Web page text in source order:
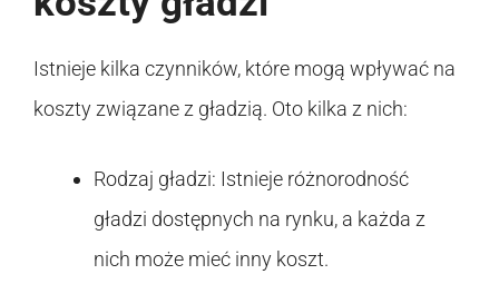
Istnieje kilka czynników, które mogą wpływać na
koszty związane z gładzią. Oto kilka z nich:
Rodzaj gładzi: Istnieje różnorodność
gładzi dostępnych na rynku, a każda z
nich może mieć inny koszt.